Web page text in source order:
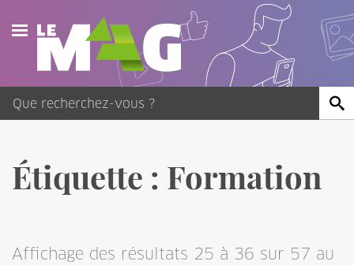
Actualités
Agenda
Vidéos
Étiquette : Formation
Affichage des résultats 25 à 36 sur 57 au